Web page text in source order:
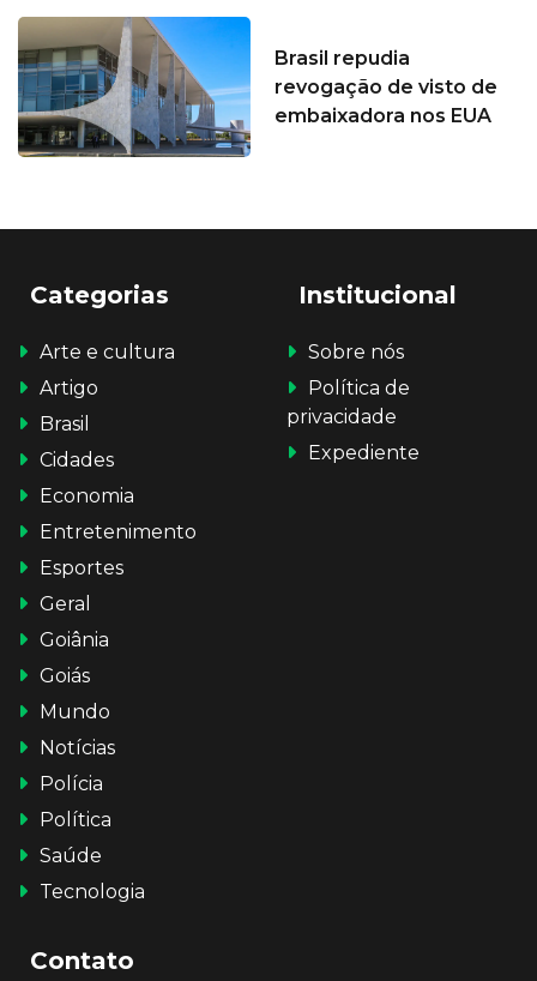
Brasil repudia
revogação de visto de
embaixadora nos EUA
Categorias
Arte e cultura
Artigo
Brasil
Cidades
Economia
Entretenimento
Esportes
Geral
Goiânia
Goiás
Mundo
Notícias
Polícia
Política
Saúde
Tecnologia
Institucional
Sobre nós
Política de
privacidade
Expediente
Contato